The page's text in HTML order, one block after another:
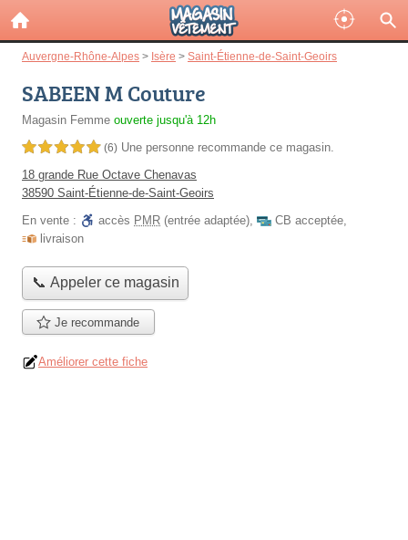
Auvergne-Rhône-Alpes > Isère > Saint-Étienne-de-Saint-Geoirs
SABEEN M Couture
Magasin Femme ouverte jusqu'à 12h
5,0 étoiles sur 5 (6) Une personne recommande ce magasin.
18 grande Rue Octave Chenavas
38590 Saint-Étienne-de-Saint-Geoirs
En vente :
accès PMR (entrée adaptée), CB acceptée,
livraison
📞 Appeler ce magasin
Je recommande
Améliorer cette fiche